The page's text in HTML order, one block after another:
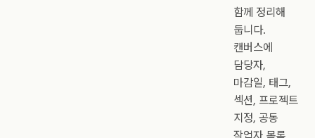
함께 정리해
둡니다.
캔버스에
담당자,
마감일, 태그,
섹션, 프로젝트
지정, 공동